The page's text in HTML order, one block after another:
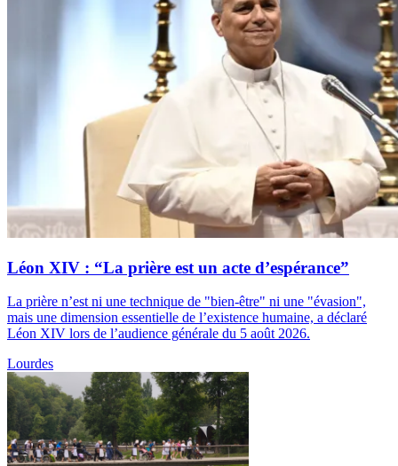
Léon XIV : “La prière est un acte d’espérance”
La prière n’est ni une technique de "bien-être" ni une "évasion",
mais une dimension essentielle de l’existence humaine, a déclaré
Léon XIV lors de l’audience générale du 5 août 2026.
Lourdes